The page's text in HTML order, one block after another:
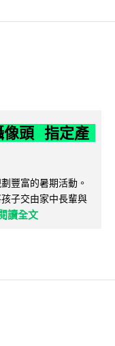
像頭 指定產
豐富的暑期活動。
子交由家中長輩與
閱讀全文